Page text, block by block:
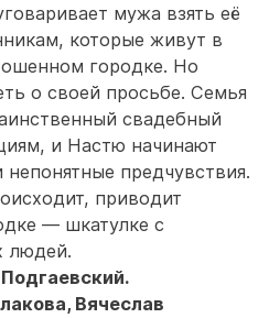
мужа взять её
которые живут в
городке. Но
о своей просьбе. Семья
свадебный
и Настю начинают
предчувствия.
приводит
— шкатулке с
людей.
Вячеслав